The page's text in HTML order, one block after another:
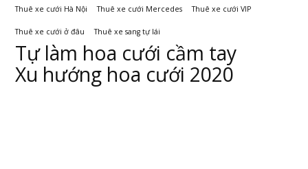
Thuê xe cưới Hà Nội Thuê xe cưới Mercedes Thuê xe cưới VIP
Thuê xe cưới ở đâu Thuê xe sang tự lái
Tự làm hoa cưới cầm tay
Xu hướng hoa cưới 2020